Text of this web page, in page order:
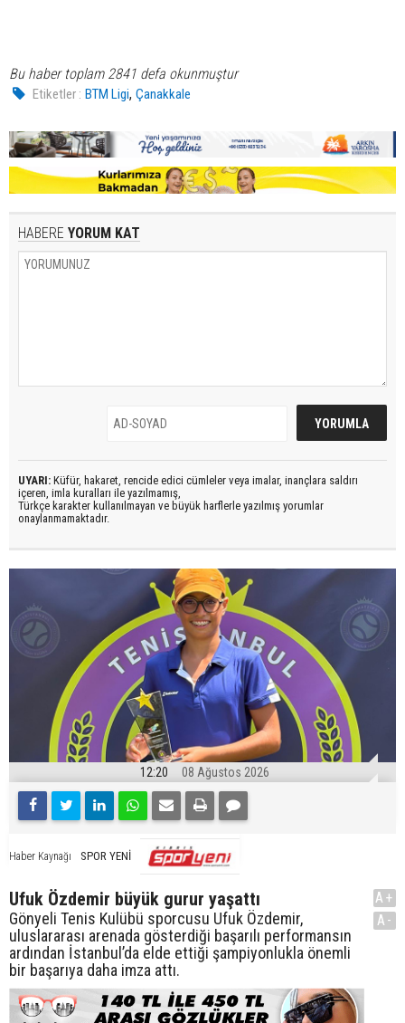
Bu haber toplam 2841 defa okunmuştur
Etiketler : BTM Ligi,Çanakkale
HABERE YORUM KAT
UYARI: Küfür, hakaret, rencide edici cümleler veya imalar, inançlara saldırı
içeren, imla kuralları ile yazılmamış,
Türkçe karakter kullanılmayan ve büyük harflerle yazılmış yorumlar
onaylanmamaktadır.
12:20 08 Ağustos 2026
Haber Kaynağı SPOR YENİ
Ufuk Özdemir büyük gurur yaşattı
Gönyeli Tenis Kulübü sporcusu Ufuk Özdemir,
uluslararası arenada gösterdiği başarılı performansın
ardından İstanbul’da elde ettiği şampiyonlukla önemli
bir başarıya daha imza attı.
A+
A-